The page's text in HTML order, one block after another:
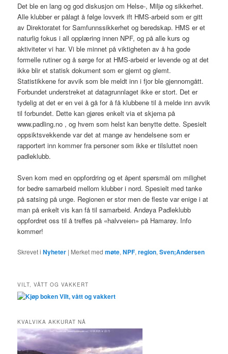
Det ble en lang og god diskusjon om Helse-, Miljø og sikkerhet.
Alle klubber er pålagt å følge lovverk ift HMS-arbeid som er gitt
av Direktoratet for Samfunnssikkerhet og beredskap. HMS er et
naturlig fokus i all opplæring innen NPF, og på alle kurs og
aktiviteter vi har. Vi ble minnet på viktigheten av å ha gode
formelle rutiner og å sørge for at HMS-arbeid er levende og at det
ikke blir et statisk dokument som er gjemt og glemt.
Statistikkene for avvik som ble meldt inn i fjor ble gjennomgått.
Forbundet understreket at datagrunnlaget ikke er stort. Det er
tydelig at det er en vei å gå for å få klubbene til å melde inn avvik
til forbundet. Dette kan gjøres enkelt via et skjema på
www.padling.no , og hvem som helst kan benytte dette. Spesielt
oppsiktsvekkende var det at mange av hendelsene som er
rapportert inn kommer fra personer som ikke er tilsluttet noen
padleklubb.
Sven kom med en oppfordring og et åpent spørsmål om milighet
for bedre samarbeid mellom klubber i nord. Spesielt med tanke
på satsing på unge. Regionen er stor men de fleste var enige i at
man på enkelt vis kan få til samarbeid. Andøya Padleklubb
oppfordret oss til å treffes på «halvveien» på Hamarøy. Info
kommer!
Skrevet i Nyheter | Merket med møte,NPF,region,Sven;Andersen
VILT, VÅTT OG VAKKERT
KVALVIKA AKKURAT NÅ